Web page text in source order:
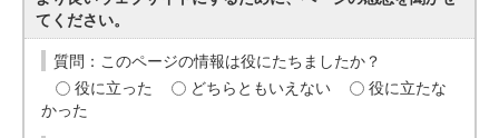
てください。
質問：このページの情報は役にたちましたか？
役に立った
どちらともいえない
役に立たな
かった